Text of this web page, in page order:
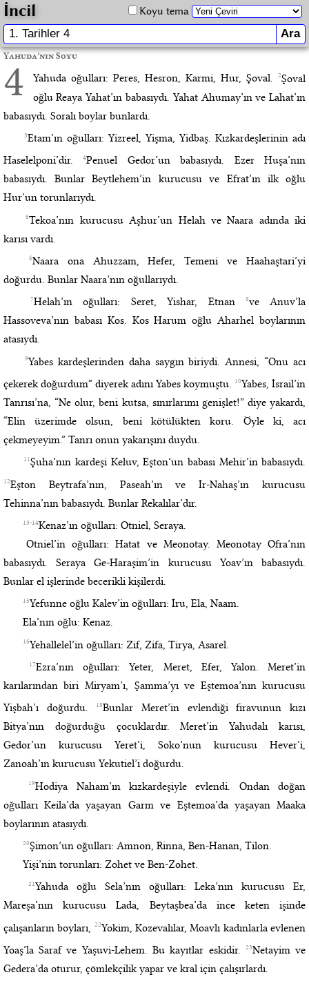
İncil Koyu tema
Yahuda’nın Soyu
4 Yahuda oğulları: Peres, Hesron, Karmi, Hur, Şoval.2Şoval
oğlu Reaya Yahat’ın babasıydı. Yahat Ahumay’ın ve Lahat’ın
babasıydı. Soralı boylar bunlardı.
3Etam’ın oğulları: Yizreel, Yişma, Yidbaş. Kızkardeşlerinin adı
Haselelponi’dir.4Penuel Gedor’un babasıydı. Ezer Huşa’nın
babasıydı. Bunlar Beytlehem’in kurucusu ve Efrat’ın ilk oğlu
Hur’un torunlarıydı.
5Tekoa’nın kurucusu Aşhur’un Helah ve Naara adında iki
karısı vardı.
6Naara ona Ahuzzam, Hefer, Temeni ve Haahaştari’yi
doğurdu. Bunlar Naara’nın oğullarıydı.
7Helah’ın oğulları: Seret, Yishar, Etnan 8ve Anuv’la
Hassoveva’nın babası Kos. Kos Harum oğlu Aharhel boylarının
atasıydı.
9Yabes kardeşlerinden daha saygın biriydi. Annesi, “Onu acı
çekerek doğurdum” diyerek adını Yabes koymuştu. 10Yabes, İsrail’in
Tanrısı’na, “Ne olur, beni kutsa, sınırlarımı genişlet!” diye yakardı,
“Elin üzerimde olsun, beni kötülükten koru. Öyle ki, acı
çekmeyeyim.” Tanrı onun yakarışını duydu.
11Şuha’nın kardeşi Keluv, Eşton’un babası Mehir’in babasıydı.
12Eşton Beytrafa’nın, Paseah’ın ve İr-Nahaş’ın kurucusu
Tehinna’nın babasıydı. Bunlar Rekalılar’dır.
13-14Kenaz’ın oğulları: Otniel, Seraya.
Otniel’in oğulları: Hatat ve Meonotay. Meonotay Ofra’nın
babasıydı. Seraya Ge-Haraşim’in kurucusu Yoav’ın babasıydı.
Bunlar el işlerinde becerikli kişilerdi.
15Yefunne oğlu Kalev’in oğulları: İru, Ela, Naam.
Ela’nın oğlu: Kenaz.
16Yehallelel’in oğulları: Zif, Zifa, Tirya, Asarel.
17Ezra’nın oğulları: Yeter, Meret, Efer, Yalon. Meret’in
karılarından biri Miryam’ı, Şamma’yı ve Eştemoa’nın kurucusu
Yişbah’ı doğurdu.
18Bunlar Meret’in evlendiği firavunun kızı
Bitya’nın doğurduğu çocuklardır. Meret’in Yahudalı karısı,
Gedor’un kurucusu Yeret’i, Soko’nun kurucusu Hever’i,
Zanoah’ın kurucusu Yekutiel’i doğurdu.
19Hodiya Naham’ın kızkardeşiyle evlendi. Ondan doğan
oğulları Keila’da yaşayan Garm ve Eştemoa’da yaşayan Maaka
boylarının atasıydı.
20Şimon’un oğulları: Amnon, Rinna, Ben-Hanan, Tilon.
Yişi’nin torunları: Zohet ve Ben-Zohet.
21Yahuda oğlu Sela’nın oğulları: Leka’nın kurucusu Er,
Mareşa’nın kurucusu Lada, Beytaşbea’da ince keten işinde
çalışanların boyları,
22Yokim, Kozevalılar, Moavlı kadınlarla evlenen
Yoaş’la Saraf ve Yaşuvi-Lehem. Bu kayıtlar eskidir.
23Netayim ve
Gedera’da oturur, çömlekçilik yapar ve kral için çalışırlardı.